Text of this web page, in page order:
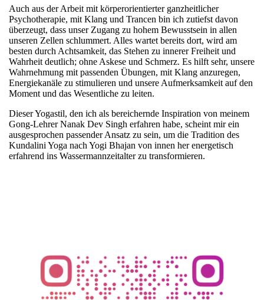
Auch aus der Arbeit mit körperorientierter ganzheitlicher
Psychotherapie, mit Klang und Trancen bin ich zutiefst davon
überzeugt, dass unser Zugang zu hohem Bewusstsein in allen
unseren Zellen schlummert. Alles wartet bereits dort, wird am
besten durch Achtsamkeit, das Stehen zu innerer Freiheit und
Wahrheit deutlich; ohne Askese und Schmerz. Es hilft sehr, unsere
Wahrnehmung mit passenden Übungen, mit Klang anzuregen,
Energiekanäle zu stimulieren und unsere Aufmerksamkeit auf den
Moment und das Wesentliche zu leiten.
Dieser Yogastil, den ich als bereichernde Inspiration von meinem
Gong-Lehrer Nanak Dev Singh erfahren habe, scheint mir ein
ausgesprochen passender Ansatz zu sein, um die Tradition des
Kundalini Yoga nach Yogi Bhajan von innen her energetisch
erfahrend ins Wassermannzeitalter zu transformieren.